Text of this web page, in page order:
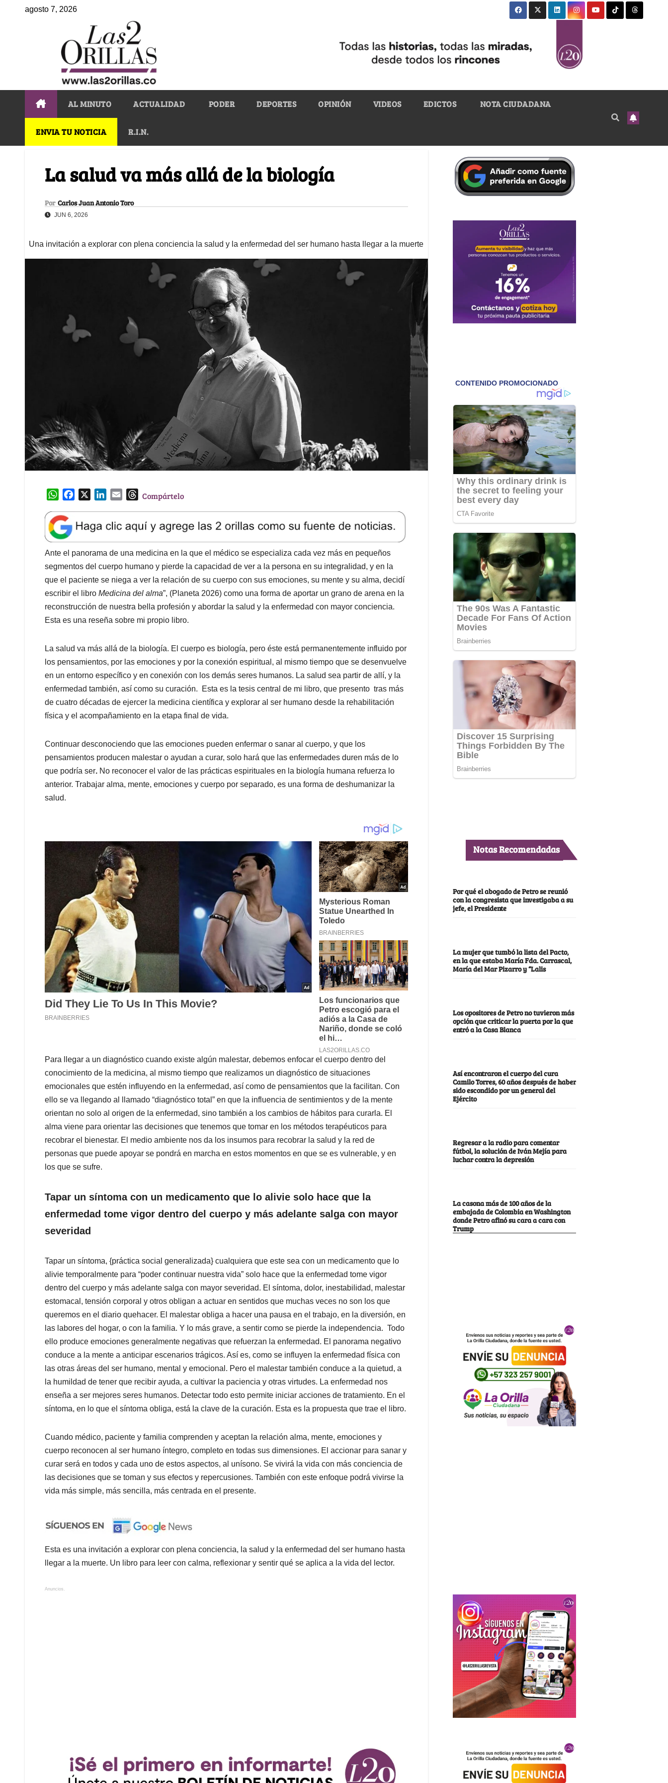
agosto 7, 2026
AL MINUTO ACTUALIDAD PODER DEPORTES OPINIÓN VIDEOS EDICTOS NOTA CIUDADANA
ENVIA TU NOTICIA R.I.N.
La salud va más allá de la biología
Por Carlos Juan Antonio Toro
JUN 6, 2026
Una invitación a explorar con plena conciencia la salud y la enfermedad del ser humano hasta llegar a la muerte
W
a
t
s
A
p
p
e
b
o
o
k
k
e
d
I
n
l
T
e
a
d
s
Compártelo
Ante el panorama de una medicina en la que el médico se especializa cada vez más en pequeños
segmentos del cuerpo humano y pierde la capacidad de ver a la persona en su integralidad, y en la
que el paciente se niega a ver la relación de su cuerpo con sus emociones, su mente y su alma, decidí
escribir el libro Medicina del alma”, (Planeta 2026) como una forma de aportar un grano de arena en la
reconstrucción de nuestra bella profesión y abordar la salud y la enfermedad con mayor conciencia.
Esta es una reseña sobre mi propio libro.
La salud va más allá de la biología. El cuerpo es biología, pero éste está permanentemente influido por
los pensamientos, por las emociones y por la conexión espiritual, al mismo tiempo que se desenvuelve
en un entorno específico y en conexión con los demás seres humanos. La salud sea partir de allí, y la
enfermedad también, así como su curación. Esta es la tesis central de mi libro, que presento tras más
de cuatro décadas de ejercer la medicina científica y explorar al ser humano desde la rehabilitación
física y el acompañamiento en la etapa final de vida.
Continuar desconociendo que las emociones pueden enfermar o sanar al cuerpo, y que los
pensamientos producen malestar o ayudan a curar, solo hará que las enfermedades duren más de lo
que podría ser. No reconocer el valor de las prácticas espirituales en la biología humana refuerza lo
anterior. Trabajar alma, mente, emociones y cuerpo por separado, es una forma de deshumanizar la
salud.
Para llegar a un diagnóstico cuando existe algún malestar, debemos enfocar el cuerpo dentro del
conocimiento de la medicina, al mismo tiempo que realizamos un diagnóstico de situaciones
emocionales que estén influyendo en la enfermedad, así como de pensamientos que la facilitan. Con
ello se va llegando al llamado “diagnóstico total” en que la influencia de sentimientos y de la mente
orientan no solo al origen de la enfermedad, sino también a los cambios de hábitos para curarla. El
alma viene para orientar las decisiones que tenemos que tomar en los métodos terapéuticos para
recobrar el bienestar. El medio ambiente nos da los insumos para recobrar la salud y la red de
personas que puede apoyar se pondrá en marcha en estos momentos en que se es vulnerable, y en
los que se sufre.
Tapar un síntoma con un medicamento que lo alivie so lo hace que la
enfermedad tome vigor dentro del cuerpo y más adelante salga con mayor
severidad
Tapar un síntoma, {práctica social generalizada} cualquiera que este sea con un medicamento que lo
alivie temporalmente para “poder continuar nuestra vida” solo hace que la enfermedad tome vigor
dentro del cuerpo y más adelante salga con mayor severidad. El síntoma, dolor, inestabilidad, malestar
estomacal, tensión corporal y otros obligan a actuar en sentidos que muchas veces no son los que
queremos en el diario quehacer. El malestar obliga a hacer una pausa en el trabajo, en la diversión, en
las labores del hogar, o con la familia. Y lo más grave, a sentir como se pierde la independencia. Todo
ello produce emociones generalmente negativas que refuerzan la enfermedad. El panorama negativo
conduce a la mente a anticipar escenarios trágicos. Así es, como se influyen la enfermedad física con
las otras áreas del ser humano, mental y emocional. Pero el malestar también conduce a la quietud, a
la humildad de tener que recibir ayuda, a cultivar la paciencia y otras virtudes. La enfermedad nos
enseña a ser mejores seres humanos. Detectar todo esto permite iniciar acciones de tratamiento. En el
síntoma, en lo que el síntoma obliga, está la clave de la curación. Esta es la propuesta que trae el libro.
Cuando médico, paciente y familia comprenden y aceptan la relación alma, mente, emociones y
cuerpo reconocen al ser humano íntegro, completo en todas sus dimensiones. El accionar para sanar y
curar será en todos y cada uno de estos aspectos, al unísono. Se vivirá la vida con más conciencia de
las decisiones que se toman y sus efectos y repercusiones. También con este enfoque podrá vivirse la
vida más simple, más sencilla, más centrada en el presente.
Esta es una invitación a explorar con plena conciencia, la salud y la enfermedad del ser humano hasta
llegar a la muerte. Un libro para leer con calma, reflexionar y sentir qué se aplica a la vida del lector.
Anuncios.
Notas Recomendadas
Por qué el abogado de Petro se reunió
con la congresista que investigaba a su
jefe, el Presidente
La mujer que tumbó la lista del Pacto,
en la que estaba María Fda. Carrascal,
María del Mar Pizarro y “Lalis
Los opositores de Petro no tuvieron más
opción que criticar la puerta por la que
entró a la Casa Blanca
Así encontraron el cuerpo del cura
Camilo Torres, 60 años después de haber
sido escondido por un general del
Ejército
Regresar a la radio para comentar
fútbol, la solución de Iván Mejía para
luchar contra la depresión
La casona más de 100 años de la
embajada de Colombia en Washington
donde Petro afinó su cara a cara con
Trump